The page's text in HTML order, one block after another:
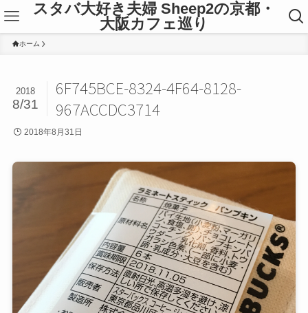
スタバ大好き夫婦 Sheep2の京都・
大阪カフェ巡り
ホーム
6F745BCE-8324-4F64-8128-
967ACCDC3714
2018
8/31
2018年8月31日